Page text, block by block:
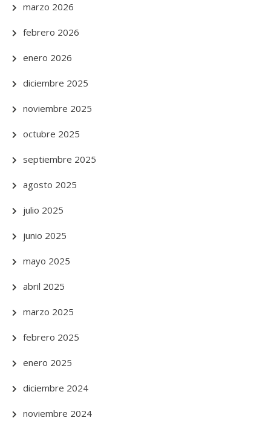
marzo 2026
febrero 2026
enero 2026
diciembre 2025
noviembre 2025
octubre 2025
septiembre 2025
agosto 2025
julio 2025
junio 2025
mayo 2025
abril 2025
marzo 2025
febrero 2025
enero 2025
diciembre 2024
noviembre 2024